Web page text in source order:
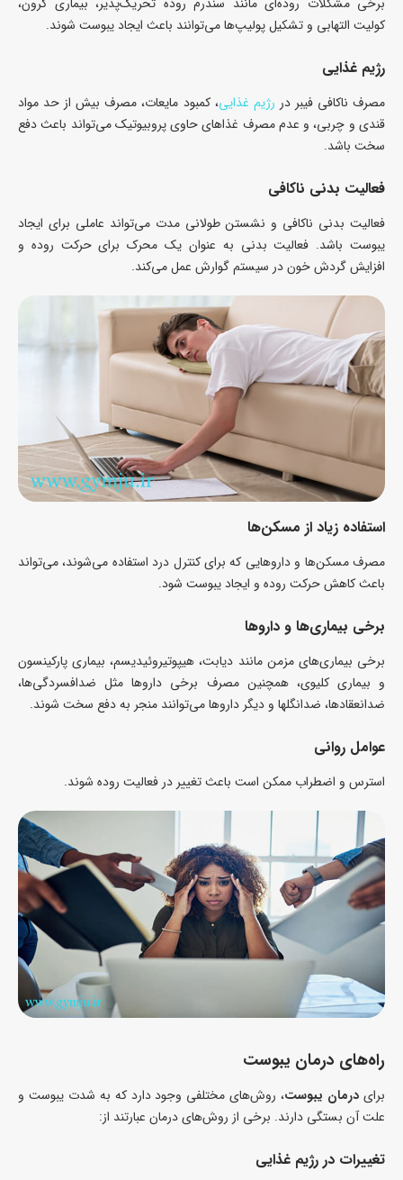
کولیت التهابی و تشکیل پولیپ‌ها می‌توانند باعث ایجاد یبوست شوند.
رژیم غذایی
مصرف ناکافی فیبر در رژیم غذایی، کمبود مایعات، مصرف بیش از حد مواد
قندی و چربی، و عدم مصرف غذاهای حاوی پروبیوتیک‌ می‌تواند باعث دفع
سخت باشد.
فعالیت بدنی ناکافی
فعالیت بدنی ناکافی و نشستن طولانی مدت می‌تواند عاملی برای ایجاد
یبوست باشد. فعالیت بدنی به عنوان یک محرک برای حرکت روده و
افزایش گردش خون در سیستم گوارش عمل می‌کند.
استفاده زیاد از مسکن‌ها
مصرف مسکن‌ها و داروهایی که برای کنترل درد استفاده می‌شوند، می‌تواند
باعث کاهش حرکت روده و ایجاد یبوست شود.
برخی بیماری‌ها و داروها
برخی بیماری‌های مزمن مانند دیابت، هیپوتیروئیدیسم، بیماری پارکینسون
و بیماری کلیوی، همچنین مصرف برخی داروها مثل ضدافسردگی‌ها،
ضدانعقادها، ضدانگلها و دیگر داروها می‌توانند منجر به دفع سخت شوند.
عوامل روانی
استرس و اضطراب ممکن است باعث تغییر در فعالیت روده شوند.
راه‌های درمان یبوست
برای درمان یبوست، روش‌های مختلفی وجود دارد که به شدت یبوست و
علت آن بستگی دارند. برخی از روش‌های درمان عبارتند از:
تغییرات در رژیم غذایی